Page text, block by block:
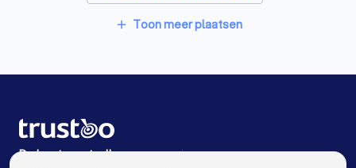
Vertaalbureaus in Dwingeloo
Vertaalbureaus in Rotterdam
add Toon meer plaatsen
De beste vertaalbureaus voor jou